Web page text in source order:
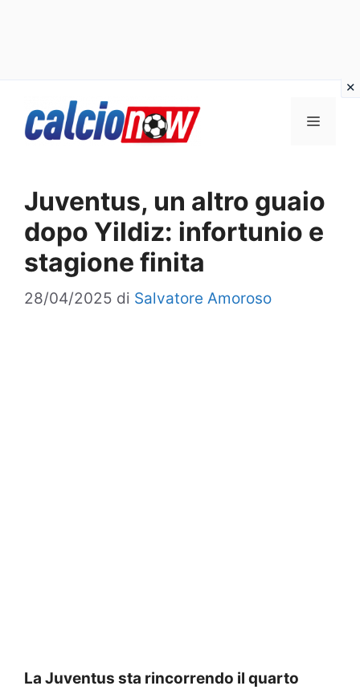
Menu
Juventus, un altro guaio
dopo Yildiz: infortunio e
stagione finita
28/04/2025 di Salvatore Amoroso
La Juventus sta rincorrendo il quarto